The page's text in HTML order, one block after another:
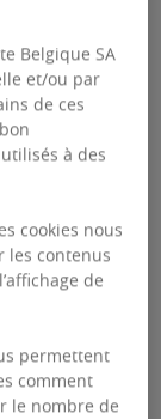
Belgique SA
et/ou par
de ces
à des
cookies nous
les contenus
de
permettent
comment
le nombre de